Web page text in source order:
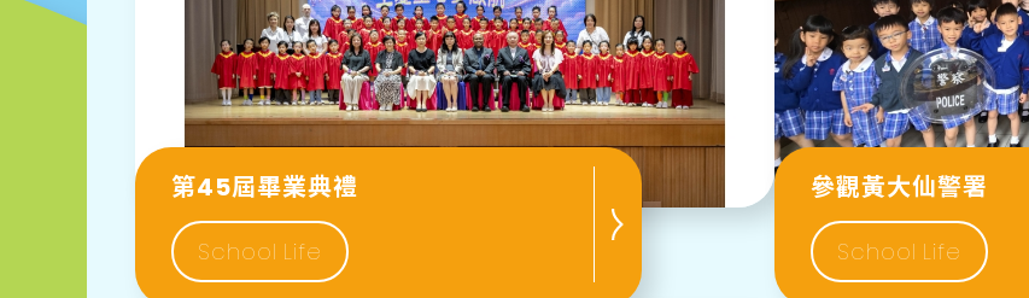
第45屆畢業典禮
School Life
參觀黃大仙警署
School Life